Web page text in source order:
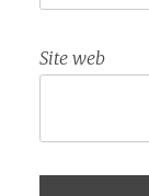
Site web